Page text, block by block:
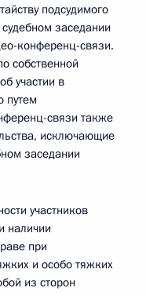
подсудимого
заседании
конференц-связи.
собственной
участии в
путем
связи также
исключающие
заседании
участников
наличии
при
и особо тяжких
из сторон